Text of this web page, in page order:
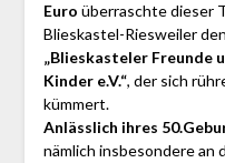
Euro überraschte dieser
Blieskastel-Riesweiler
„Blieskasteler Freunde
Kinder e.V.“, der sich
kümmert.
Anlässlich ihres
nämlich insbesondere an